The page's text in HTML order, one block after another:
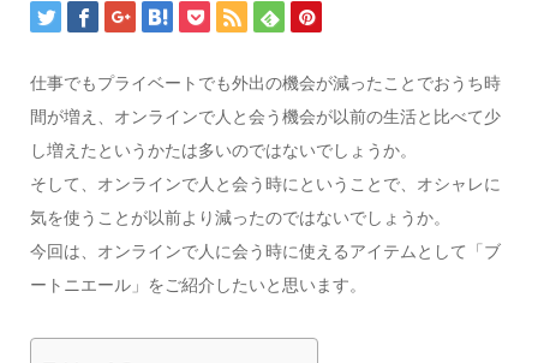
仕事でもプライベートでも外出の機会が減ったことでおうち時
間が増え、オンラインで人と会う機会が以前の生活と比べて少
し増えたというかたは多いのではないでしょうか。
そして、オンラインで人と会う時にということで、オシャレに
気を使うことが以前より減ったのではないでしょうか。
今回は、オンラインで人に会う時に使えるアイテムとして「ブ
ートニエール」をご紹介したいと思います。